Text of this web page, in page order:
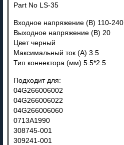
Part No LS-35
Входное напряжение (В) 110-240
Выходное напряжение (В) 20
Цвет черный
Максимальный ток (А) 3.5
Тип коннектора (мм) 5.5*2.5
Подходит для:
04G266006002
04G266006022
04G266006060
0713A1990
308745-001
309241-001